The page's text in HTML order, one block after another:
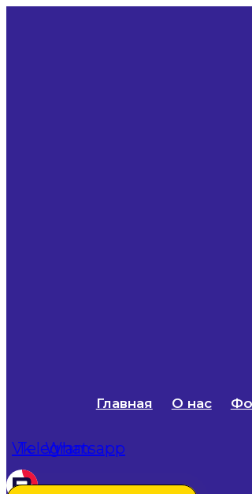
Главная О нас
Vk
Telegram
Whatsapp